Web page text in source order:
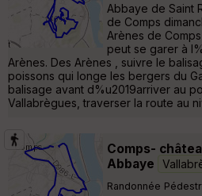
Abbaye de Saint
de Comps
Arènes de
peut se garer à
Arènes. Des Arènes , suivre le
poissons qui longe les bergers du
balisage avant d%u2019arriver au
Vallabrègues, traverser la route au
Comps-
Abbaye
Randonnée